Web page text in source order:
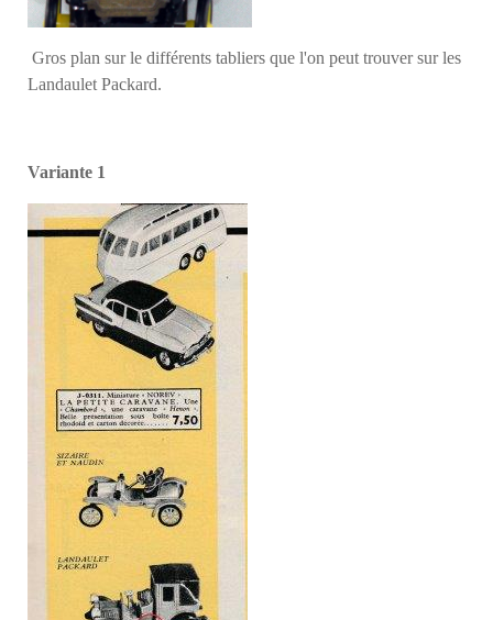
Gros plan sur le différents tabliers que l'on peut trouver sur les
Landaulet Packard.
Variante 1